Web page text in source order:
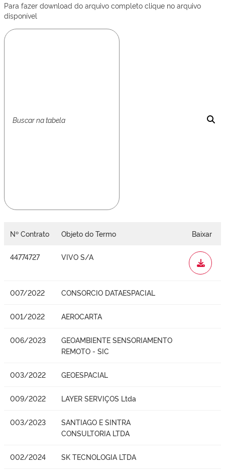
Para fazer download do arquivo completo clique no arquivo
disponível
Nº Contrato Objeto do Termo Baixar
44774727 VIVO S/A
WORD
007/2022 CONSORCIO DATAESPACIAL
001/2022 AEROCARTA
006/2023
GEOAMBIENTE SENSORIAMENTO
REMOTO - SIC
003/2022 GEOESPACIAL
009/2022 LAYER SERVIÇOS Ltda
003/2023
SANTIAGO E SINTRA
CONSULTORIA LTDA
002/2024 SK TECNOLOGIA LTDA